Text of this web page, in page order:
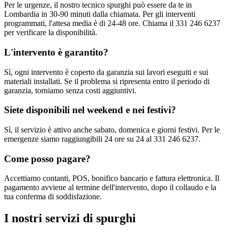
Per le urgenze, il nostro tecnico spurghi può essere da te in
Lombardia in 30-90 minuti dalla chiamata. Per gli interventi
programmati, l'attesa media è di 24-48 ore. Chiama il 331 246 6237
per verificare la disponibilità.
L'intervento è garantito?
Sì, ogni intervento è coperto da garanzia sui lavori eseguiti e sui
materiali installati. Se il problema si ripresenta entro il periodo di
garanzia, torniamo senza costi aggiuntivi.
Siete disponibili nel weekend e nei festivi?
Sì, il servizio è attivo anche sabato, domenica e giorni festivi. Per le
emergenze siamo raggiungibili 24 ore su 24 al 331 246 6237.
Come posso pagare?
Accettiamo contanti, POS, bonifico bancario e fattura elettronica. Il
pagamento avviene al termine dell'intervento, dopo il collaudo e la
tua conferma di soddisfazione.
I nostri servizi di spurghi